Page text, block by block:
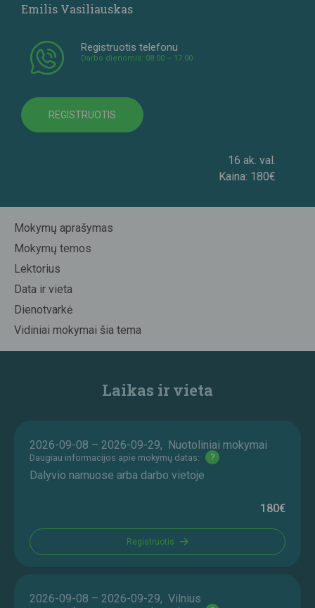
Emilis Vasiliauskas
Registruotis telefonu
Darbo dienomis: 08:00 – 17:00
REGISTRUOTIS
16 ak. val.
Kaina: 180€
Mokymų aprašymas
Mokymų temos
Lektorius
Data ir vieta
Dienotvarkė
Vidiniai mokymai šia tema
Laikas ir vieta
2026-09-08 – 2026-09-29, Nuotoliniai mokymai
Daugiau informacijos apie mokymų datas: ?
Dalyvio namuose arba darbo vietoje
180€
Registruotis
2026-09-08 – 2026-09-29, Vilnius